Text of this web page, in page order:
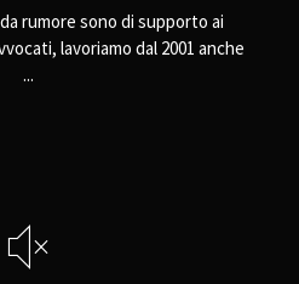
rumore sono di supporto ai
lavoriamo dal 2001 anche
...